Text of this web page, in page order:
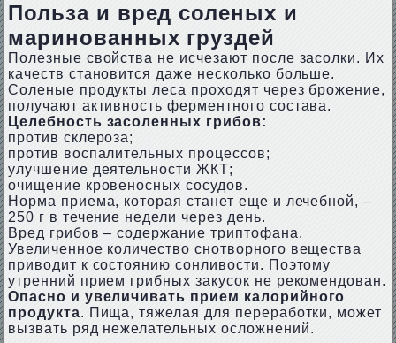
Польза и вред соленых и
маринованных груздей
Полезные свойства не исчезают после засолки. Их
качеств становится даже несколько больше.
Соленые продукты леса проходят через брожение,
получают активность ферментного состава.
Целебность засоленных грибов:
против склероза;
против воспалительных процессов;
улучшение деятельности ЖКТ;
очищение кровеносных сосудов.
Норма приема, которая станет еще и лечебной, –
250 г в течение недели через день.
Вред грибов – содержание триптофана.
Увеличенное количество снотворного вещества
приводит к состоянию сонливости. Поэтому
утренний прием грибных закусок не рекомендован.
Опасно и увеличивать прием калорийного
продукта. Пища, тяжелая для переработки, может
вызвать ряд нежелательных осложнений.